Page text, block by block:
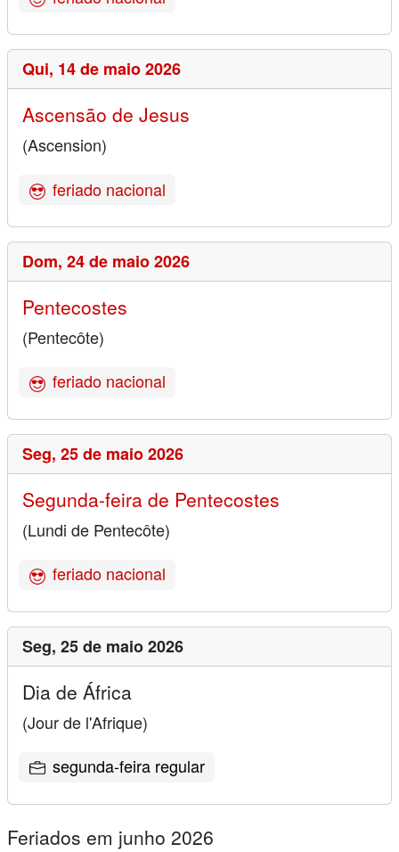
Qui, 14 de maio 2026
Ascensão de Jesus
(Ascension)
feriado nacional
Dom, 24 de maio 2026
Pentecostes
(Pentecôte)
feriado nacional
Seg, 25 de maio 2026
Segunda-feira de Pentecostes
(Lundi de Pentecôte)
feriado nacional
Seg, 25 de maio 2026
Dia de África
(Jour de l'Afrique)
segunda-feira regular
Feriados em junho 2026